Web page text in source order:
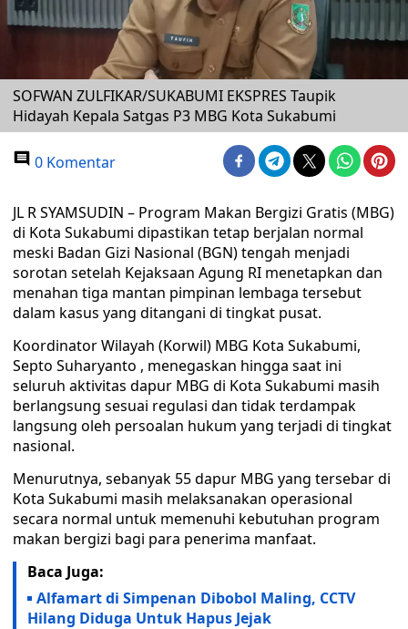
SOFWAN ZULFIKAR/SUKABUMI EKSPRES Taupik
Hidayah Kepala Satgas P3 MBG Kota Sukabumi
0 Komentar
JL R SYAMSUDIN – Program Makan Bergizi Gratis (MBG)
di Kota Sukabumi dipastikan tetap berjalan normal
meski Badan Gizi Nasional (BGN) tengah menjadi
sorotan setelah Kejaksaan Agung RI menetapkan dan
menahan tiga mantan pimpinan lembaga tersebut
dalam kasus yang ditangani di tingkat pusat.
Koordinator Wilayah (Korwil) MBG Kota Sukabumi,
Septo Suharyanto , menegaskan hingga saat ini
seluruh aktivitas dapur MBG di Kota Sukabumi masih
berlangsung sesuai regulasi dan tidak terdampak
langsung oleh persoalan hukum yang terjadi di tingkat
nasional.
Menurutnya, sebanyak 55 dapur MBG yang tersebar di
Kota Sukabumi masih melaksanakan operasional
secara normal untuk memenuhi kebutuhan program
makan bergizi bagi para penerima manfaat.
Baca Juga:
Alfamart di Simpenan Dibobol Maling, CCTV
Hilang Diduga Untuk Hapus Jejak